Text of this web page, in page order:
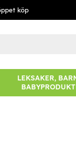
köp
LEKSAKER,